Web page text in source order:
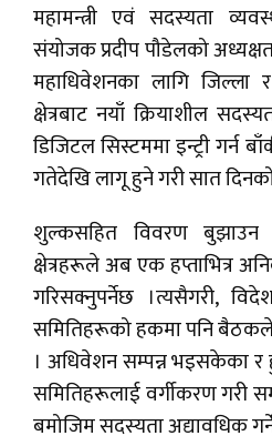
महामन्त्री एवं सदस्यता
संयोजक प्रदीप पौडेलको
महाधिवेशनका लागि जिल्ला र
क्षेत्रबाट नयाँ क्रियाशील
डिजिटल सिस्टममा इन्ट्री गर्न
गतेदेखि लागू हुने गरी सात
शुल्कसहित विवरण बुझाउन
क्षेत्रहरूले अब एक हप्ताभित्र
गरिसक्नुपर्नेछ ।त्यसैगरी,
समितिहरूको हकमा पनि बैठकले
। अधिवेशन सम्पन्न भइसकेका र
समितिहरूलाई वर्गीकरण गरी
बमोजिम सदस्यता अद्यावधिक